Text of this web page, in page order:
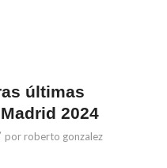
últimas
2024
por roberto gonzalez